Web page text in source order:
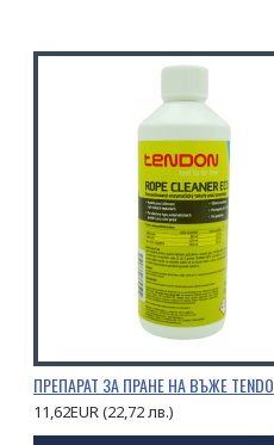
11,62EUR (22,72 лв.)